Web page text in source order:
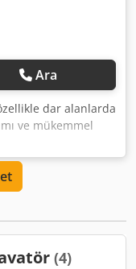
Ara
dar alanlarda
ve mükemmel
ve yol yapım
düşük titreşimli
sistemi - Net
renkli ekran -
(4)